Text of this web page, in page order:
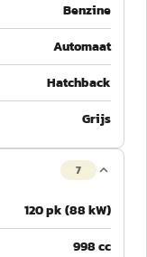
Benzine
Automaat
Hatchback
Grijs
7
120 pk (88 kW)
998 cc